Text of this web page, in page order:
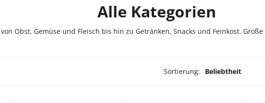
Alle Kategorien
Obst, Gemüse und Fleisch bis hin zu Getränken, Snacks und Feinkost.
Sortierung: Beliebtheit